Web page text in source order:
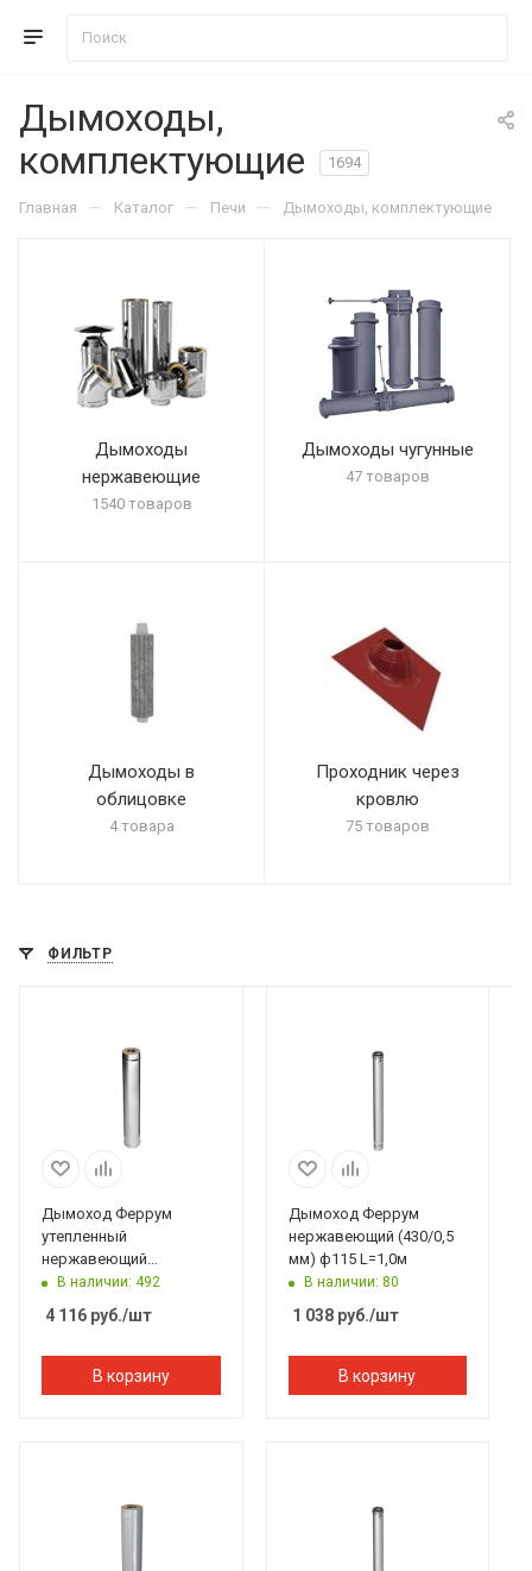
Дымоходы,
комплектующие
1694
Главная — Каталог — Печи — Дымоходы, комплектующие
Дымоходы
нержавеющие
1540 товаров
Дымоходы чугунные
47 товаров
Дымоходы в
облицовке
4 товара
Проходник через
кровлю
75 товаров
ФИЛЬТР
Дымоход Феррум
утепленный
нержавеющий
(430/0,8мм)/зеркальный
нержавеющий ф115/200
L=1м по воде
В наличии: 492
4 116 руб./шт
В корзину
Дымоход Феррум
нержавеющий (430/0,5
мм) ф115 L=1,0м
В наличии: 80
1 038руб./шт
В корзину